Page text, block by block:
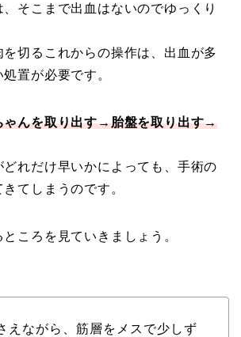
そこまで出血はないのでゆっくり
切るこれからの操作は、出血が多
置が必要です。
んを取り出す→胎盤を取り出す→
どれだけ早いかによっても、手術の
てしまうのです。
ころを見ていきましょう。
えながら、筋層をメスで少しず